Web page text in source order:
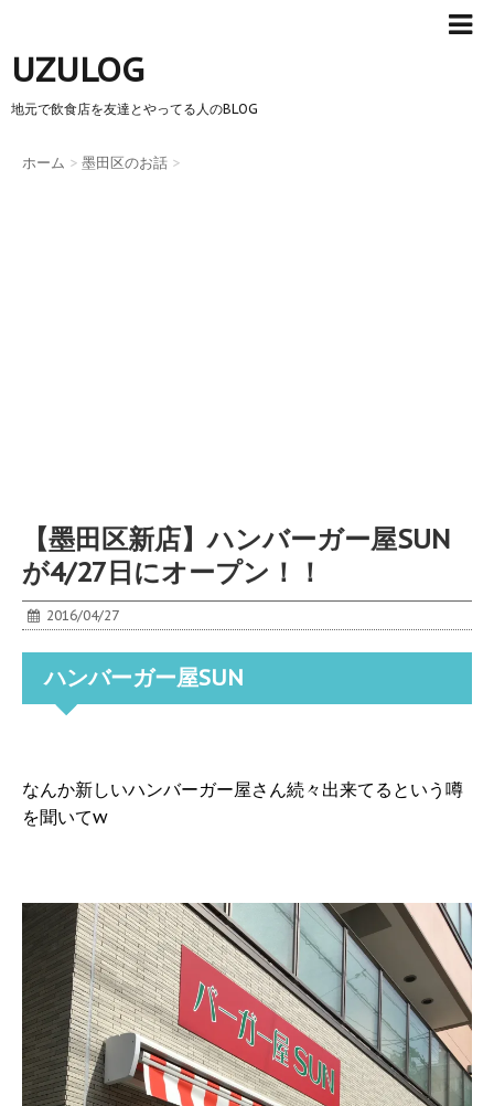
UZULOG
地元で飲食店を友達とやってる人のBLOG
ホーム > 墨田区のお話 >
【墨田区新店】ハンバーガー屋SUN
が4/27日にオープン！！
2016/04/27
ハンバーガー屋SUN
なんか新しいハンバーガー屋さん続々出来てるという噂
を聞いてw